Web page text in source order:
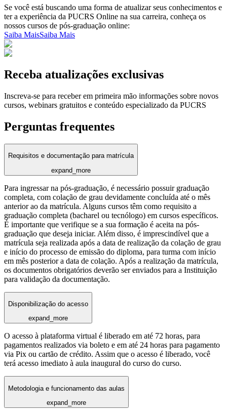
Se você está buscando uma forma de atualizar seus conhecimentos e
ter a experiência da PUCRS Online na sua carreira, conheça os
nossos cursos de pós-graduação online:
Saiba MaisSaiba Mais
Receba atualizações exclusivas
Inscreva-se para receber em primeira mão informações sobre novos
cursos, webinars gratuitos e conteúdo especializado da PUCRS
Perguntas frequentes
Requisitos e documentação para matrícula
expand_more
Para ingressar na pós-graduação, é necessário possuir graduação
completa, com colação de grau devidamente concluída até o mês
anterior ao da matrícula. Alguns cursos têm como requisito a
graduação completa (bacharel ou tecnólogo) em cursos específicos.
É importante que verifique se a sua formação é aceita na pós-
graduação que deseja iniciar. Além disso, é imprescindível que a
matrícula seja realizada após a data de realização da colação de grau
e início do processo de emissão do diploma, para turma com início
em mês posterior a data de colação. Após a realização da matrícula,
os documentos obrigatórios deverão ser enviados para a Instituição
para validação da documentação.
Disponibilização do acesso
expand_more
O acesso à plataforma virtual é liberado em até 72 horas, para
pagamentos realizados via boleto e em até 24 horas para pagamento
via Pix ou cartão de crédito. Assim que o acesso é liberado, você
terá acesso imediato à aula inaugural do curso do curso.
Metodologia e funcionamento das aulas
expand_more